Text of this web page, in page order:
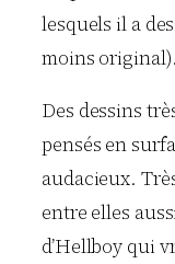
lesquels il a
moins original).
Des dessins
pensés en
audacieux.
entre elles
d’Hellboy qui